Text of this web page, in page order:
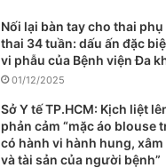
Nối lại bàn tay cho thai
thai 34 tuần: dấu ấn đặc
vi phẫu của Bệnh viện Đa
01/12/2025
Sở Y tế TP.HCM: Kịch liệt
phản cảm “mặc áo blouse
có hành vi hành hung,
và tài sản của người bệnh”